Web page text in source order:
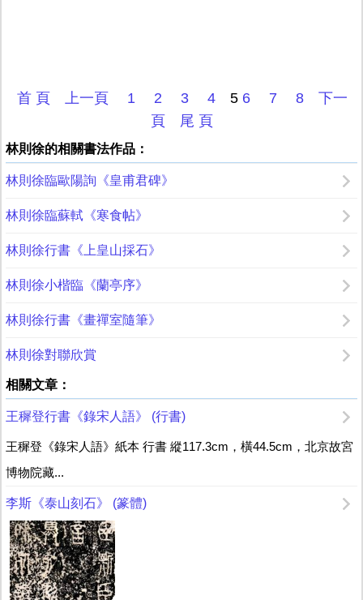
首 頁 上一頁 1 2 3 45 6 7 8
下一
頁
尾 頁
林則徐的相關書法作品：
林則徐臨歐陽詢《皇甫君碑》
林則徐臨蘇軾《寒食帖》
林則徐行書《上皇山採石》
林則徐小楷臨《蘭亭序》
林則徐行書《畫禪室隨筆》
林則徐對聯欣賞
相關文章：
王穉登行書《錄宋人語》 (行書)
王穉登《錄宋人語》紙本 行書 縱117.3cm，橫44.5cm，北京故宮
博物院藏...
李斯《泰山刻石》 (篆體)